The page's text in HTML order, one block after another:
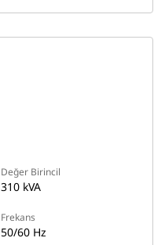
Değer Birincil
310 kVA
Frekans
50/60 Hz